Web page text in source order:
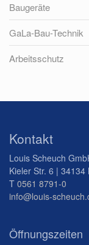
Baugeräte
GaLa-Bau-Technik
Arbeitsschutz
Kontakt
Louis Scheuch
Kieler Str. 6 | 34134
T 0561 8791-0
info@louis-
Öffnungszeiten